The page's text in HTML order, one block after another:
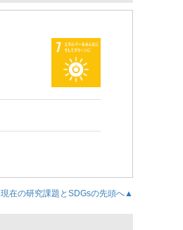
現在の研究課題とSDGsの先頭へ▲